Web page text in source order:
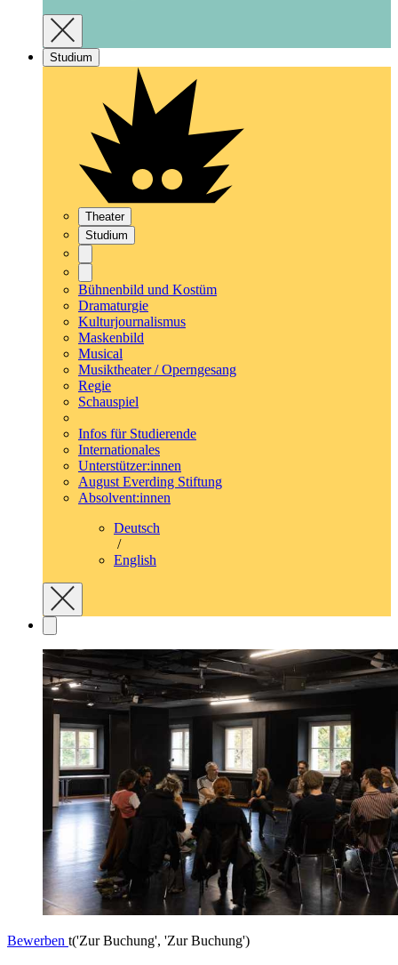
Studium
Theater
Studium
Bühnenbild und Kostüm
Dramaturgie
Kulturjournalismus
Maskenbild
Musical
Musiktheater / Operngesang
Regie
Schauspiel
Infos für Studierende
Internationales
Unterstützer:innen
August Everding Stiftung
Absolvent:innen
Deutsch
/
English
Bewerben t('Zur Buchung', 'Zur Buchung')